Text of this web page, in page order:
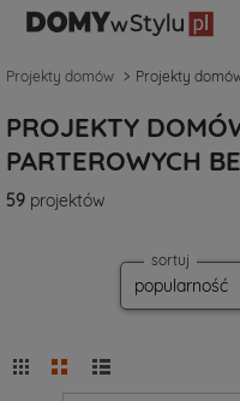
Projekty domów Projekty
PROJEKTY
PARTEROWYCH
59 projektów
sortuj